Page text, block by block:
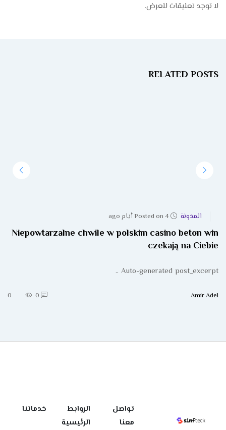
لا توجد تعليقات للعرض.
RELATED POSTS
المدونة Posted on 4 أيام ago
Niepowtarzalne chwile w polskim casino beton win
czekają na Ciebie
Auto-generated post_excerpt ..
Amir Adel
0
0
تواصل
معنا
الروابط
الرئيسية
خدماتنا